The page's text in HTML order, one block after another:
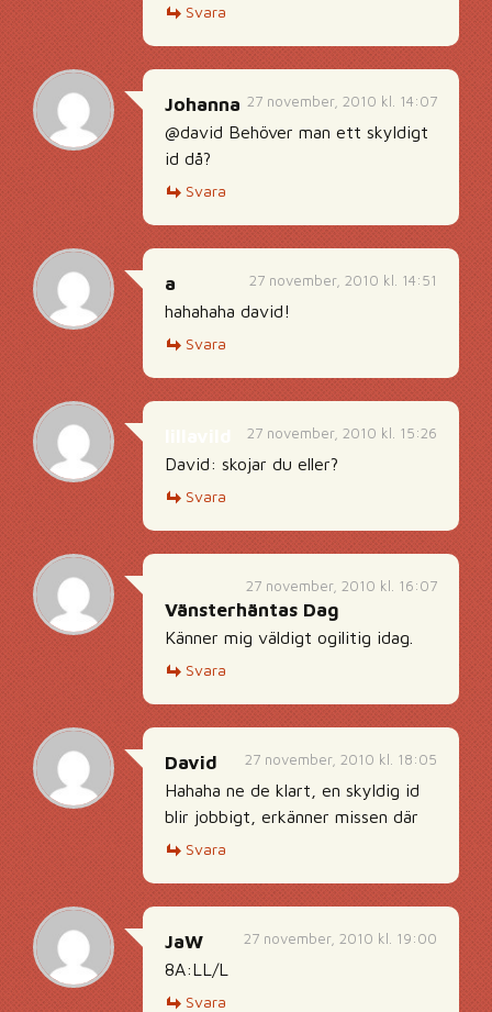
Svara
27 november, 2010 kl. 14:07
Johanna
@david Behöver man ett skyldigt
id då?
Svara
27 november, 2010 kl. 14:51
a
hahahaha david!
Svara
27 november, 2010 kl. 15:26
David: skojar du eller?
Svara
27 november, 2010 kl. 16:07
Vänsterhäntas Dag
Känner mig väldigt ogilitig idag.
Svara
27 november, 2010 kl. 18:05
David
Hahaha ne de klart, en skyldig id
blir jobbigt, erkänner missen där
Svara
27 november, 2010 kl. 19:00
JaW
8A:LL/L
Svara